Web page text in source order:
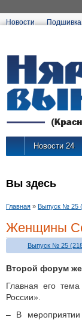
Новости
Новости 24
Вы здесь
Главная » Выпуск № 25
Женщины
Выпуск № 25
Второй форум
Главная его
России».
– В мероприятии